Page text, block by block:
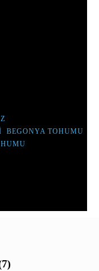
BEGONYA TOHUMU